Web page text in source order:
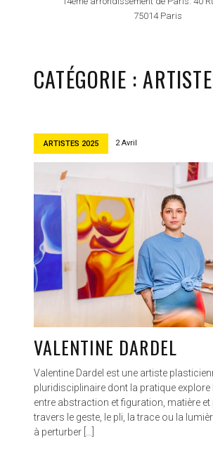
75014 Paris
CATÉGORIE :
ARTISTES 2025 2 Avril
VALENTINE DARDEL
Valentine Dardel est une artiste
pluridisciplinaire dont la pratique
entre abstraction et figuration, matière et
travers le geste, le pli, la trace ou la
à perturber […]